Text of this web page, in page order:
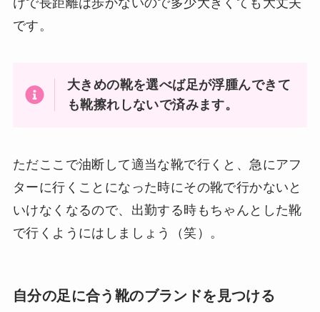
です。
大きめの靴を選べば足が浮腫んできて
も靴擦れしないで済みます。
ただここで油断して適当な靴で行くと、急にアフ
ターに行くことになった時にその靴で行かないと
いけなくなるので、出勤する時もちゃんとした靴
で行くようにはしましょう（笑）。
自分の足に合う靴のブランドを見つける